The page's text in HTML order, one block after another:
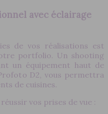
avec éclairage
de vos réalisations est
portfolio. Un shooting
un équipement haut de
D2, vous permettra
de cuisines.
vos prises de vue :